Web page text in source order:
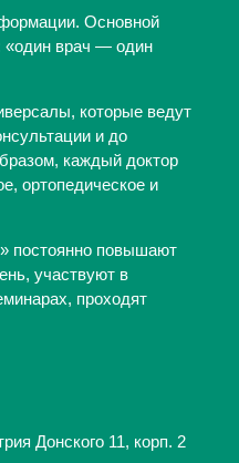
Основной
«один врач — один
которые ведут
и до
каждый доктор
ортопедическое и
постоянно повышают
участвуют в
проходят
Донского 11, корп. 2